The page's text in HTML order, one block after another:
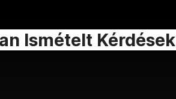
Ismételt Kérdések